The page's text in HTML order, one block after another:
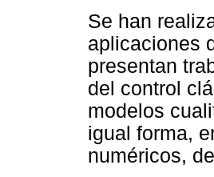
Se han
aplicaciones
presentan
del control
modelos
igual forma,
numéricos,